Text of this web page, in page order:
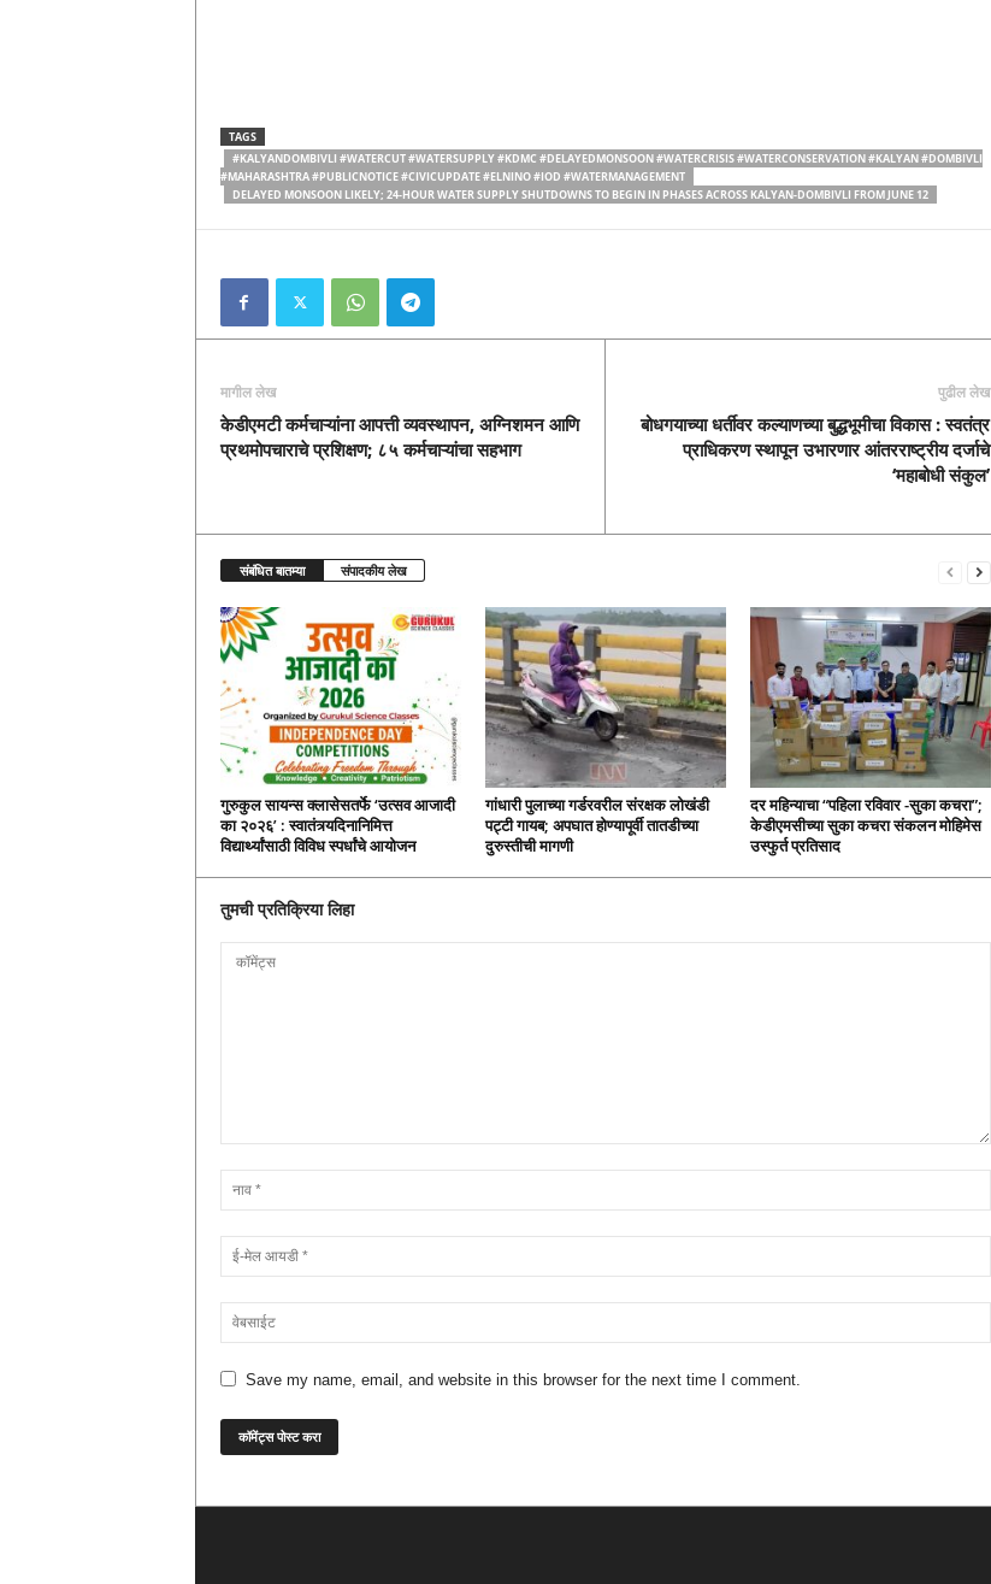
TAGS
#KALYANDOMBIVLI #WATERCUT #WATERSUPPLY #KDMC #DELAYEDMONSOON #WATERCRISIS #WATERCONSERVATION #KALYAN #DOMBIVLI
#MAHARASHTRA #PUBLICNOTICE #CIVICUPDATE #ELNINO #IOD #WATERMANAGEMENT
DELAYED MONSOON LIKELY; 24-HOUR WATER SUPPLY SHUTDOWNS TO BEGIN IN PHASES ACROSS KALYAN-DOMBIVLI FROM JUNE 12
मागील लेख
केडीएमटी कर्मचाऱ्यांना आपत्ती व्यवस्थापन, अग्निशमन आणि
प्रथमोपचाराचे प्रशिक्षण; ८५ कर्मचाऱ्यांचा सहभाग
पुढील लेख
बोधगयाच्या धर्तीवर कल्याणच्या बुद्धभूमीचा विकास : स्वतंत्र
प्राधिकरण स्थापून उभारणार आंतरराष्ट्रीय दर्जाचे
‘महाबोधी संकुल’
संबंधित बातम्या संपादकीय लेख
गुरुकुल सायन्स क्लासेसतर्फे ‘उत्सव आजादी
का २०२६’ : स्वातंत्र्यदिनानिमित्त
विद्यार्थ्यांसाठी विविध स्पर्धांचे आयोजन
गांधारी पुलाच्या गर्डरवरील संरक्षक लोखंडी
पट्टी गायब; अपघात होण्यापूर्वी तातडीच्या
दुरुस्तीची मागणी
दर महिन्याचा “पहिला रविवार -सुका कचरा”;
केडीएमसीच्या सुका कचरा संकलन मोहिमेस
उस्फुर्त प्रतिसाद
तुमची प्रतिक्रिया लिहा
Save my name, email, and website in this browser for the next time I comment.